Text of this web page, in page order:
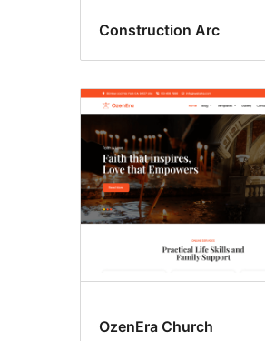
Construction Arc
OzenEra Church